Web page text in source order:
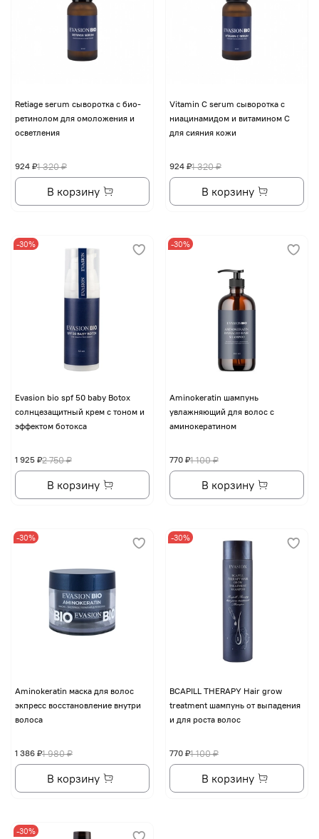
Retiage serum сыворотка с био-
ретинолом для омоложения и
осветления
1 320 ₽
924 ₽
В корзину
Vitamin C serum сыворотка с
ниацинамидом и витамином С
для сияния кожи
1 320 ₽
924 ₽
В корзину
-30%
Evasion bio spf 50 baby Botox
солнцезащитный крем с тоном и
эффектом ботокса
2 750 ₽
1 925 ₽
В корзину
-30%
Aminokeratin шампунь
увлажняющий для волос с
аминокератином
1 100 ₽
770 ₽
В корзину
-30%
Aminokeratin маска для волос
экпресс восстановление внутри
волоса
1 980 ₽
1 386 ₽
В корзину
-30%
BCAPILL THERAPY Hair grow
treatment шампунь от выпадения
и для роста волос
1 100 ₽
770 ₽
В корзину
-30%